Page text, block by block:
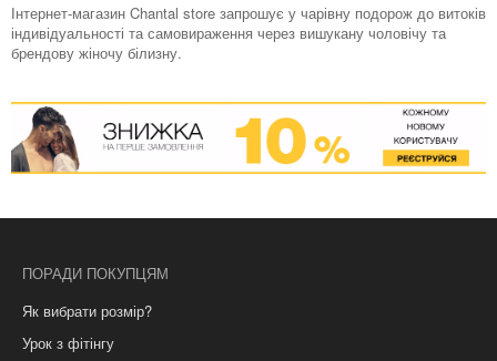
Інтернет-магазин Chantal store запрошує у чарівну подорож до витоків
індивідуальності та самовираження через вишукану чоловічу та
брендову жіночу білизну.
ПОРАДИ ПОКУПЦЯМ
Як вибрати розмір?
Урок з фітінгу